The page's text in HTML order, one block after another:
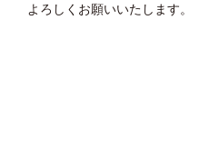
よろしくお願いいたします。